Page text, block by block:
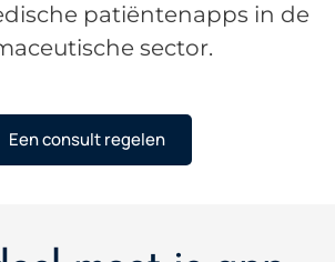
patiëntenapps in de
sector.
Een consult regelen